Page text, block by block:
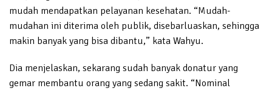
mudah mendapatkan pelayanan kesehatan. “Mudah-
mudahan ini diterima oleh publik, disebarluaskan, sehingga
makin banyak yang bisa dibantu,” kata Wahyu.
Dia menjelaskan, sekarang sudah banyak donatur yang
gemar membantu orang yang sedang sakit. “Nominal